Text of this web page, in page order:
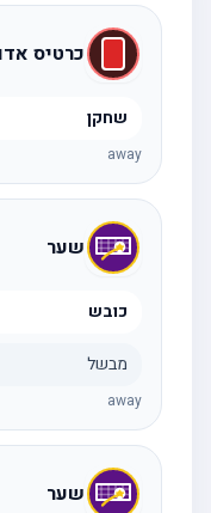
כרטיס אדום
שחקן
away
שער
כובש
מבשל
away
שער